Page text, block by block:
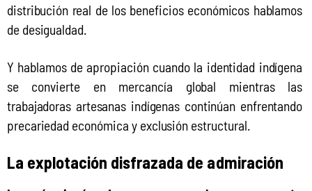
distribución real de los beneficios económicos hablamos
de desigualdad.
Y hablamos de apropiación cuando la identidad indígena
se convierte en mercancía global mientras las
trabajadoras artesanas indígenas continúan enfrentando
precariedad económica y exclusión estructural.
La explotación disfrazada de admiración